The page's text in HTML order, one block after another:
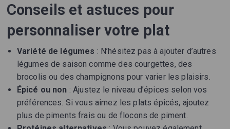
Conseils et astuces pour
personnaliser votre plat
Variété de légumes : N’hésitez pas à ajouter d’autres
légumes de saison comme des courgettes, des
brocolis ou des champignons pour varier les plaisirs.
Épicé ou non : Ajustez le niveau d’épices selon vos
préférences. Si vous aimez les plats épicés, ajoutez
plus de piments frais ou de flocons de piment.